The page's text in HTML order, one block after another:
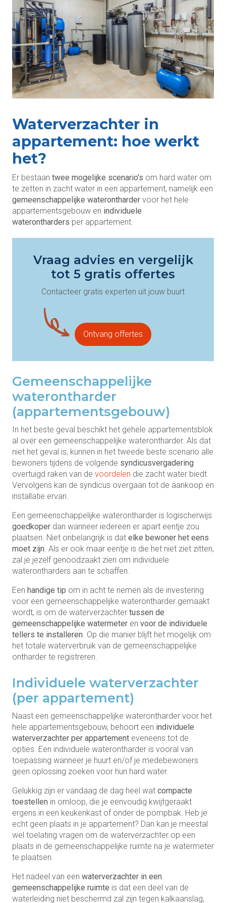
Waterverzachter in
appartement: hoe werkt
het?
Er bestaan twee mogelijke scenario’s om hard water om
te zetten in zacht water in een appartement, namelijk een
gemeenschappelijke waterontharder voor het hele
appartementsgebouw en individuele
waterontharders per appartement.
Vraag advies en vergelijk
tot 5 gratis offertes
Contacteer gratis experten uit jouw buurt
Ontvang offertes
Gemeenschappelijke
waterontharder
(appartementsgebouw)
In het beste geval beschikt het gehele appartementsblok
al over een gemeenschappelijke waterontharder. Als dat
niet het geval is, kunnen in het tweede beste scenario alle
bewoners tijdens de volgende syndicusvergadering
overtuigd raken van de voordelen die zacht water biedt.
Vervolgens kan de syndicus overgaan tot de aankoop en
installatie ervan.
Een gemeenschappelijke waterontharder is logischerwijs
goedkoper dan wanneer iedereen er apart eentje zou
plaatsen. Niet onbelangrijk is dat elke bewoner het eens
moet zijn . Als er ook maar eentje is die het niet ziet zitten,
zal je jezelf genoodzaakt zien om individuele
waterontharders aan te schaffen.
Een handige tip om in acht te nemen als de investering
voor een gemeenschappelijke waterontharder gemaakt
wordt, is om de waterverzachter tussen de
gemeenschappelijke watermeter en voor de individuele
tellers te installeren . Op die manier blijft het mogelijk om
het totale waterverbruik van de gemeenschappelijke
ontharder te registreren.
Individuele waterverzachter
(per appartement)
Naast een gemeenschappelijke waterontharder voor het
hele appartementsgebouw, behoort een individuele
waterverzachter per appartement eveneens tot de
opties. Een individuele waterontharder is vooral van
toepassing wanneer je huurt en/of je medebewoners
geen oplossing zoeken voor hun hard water.
Gelukkig zijn er vandaag de dag heel wat compacte
toestellen in omloop, die je eenvoudig kwijtgeraakt
ergens in een keukenkast of onder de pompbak. Heb je
echt geen plaats in je appartement? Dan kan je meestal
wel toelating vragen om de waterverzachter op een
plaats in de gemeenschappelijke ruimte na je watermeter
te plaatsen.
Het nadeel van een waterverzachter in een
gemeenschappelijke ruimte is dat een deel van de
waterleiding niet beschermd zal zijn tegen kalkaanslag,